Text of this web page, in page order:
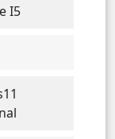
I5